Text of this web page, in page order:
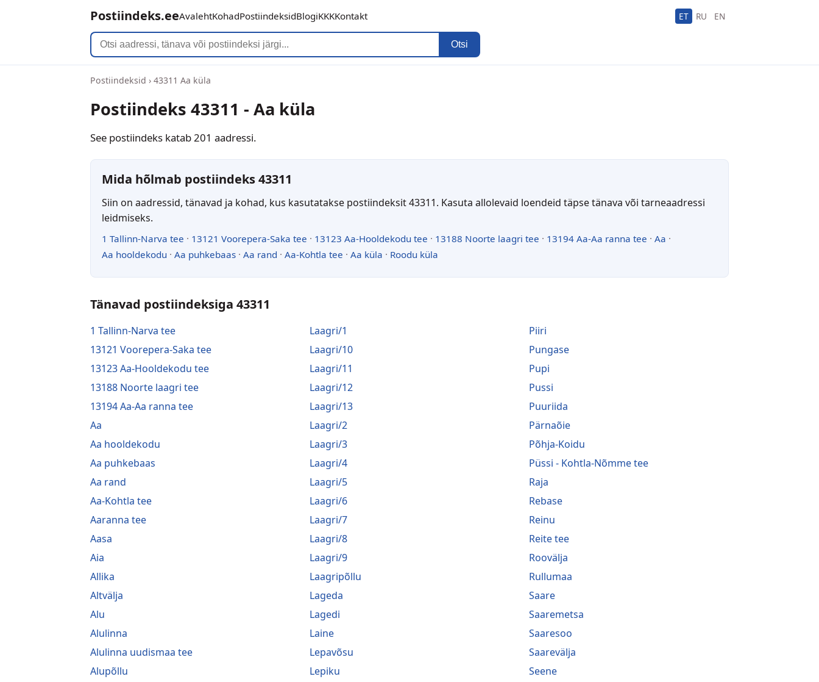
Postiindeks.eeAvalehtKohadPostiindeksidBlogiKKKKontakt ET RU EN
Otsi
Postiindeksid › 43311 Aa küla
Postiindeks 43311 - Aa küla
See postiindeks katab 201 aadressi.
Mida hõlmab postiindeks 43311
Siin on aadressid, tänavad ja kohad, kus kasutatakse postiindeksit 43311. Kasuta allolevaid loendeid täpse tänava või tarneaadressi
leidmiseks.
1 Tallinn-Narva tee · 13121 Voorepera-Saka tee · 13123 Aa-Hooldekodu tee · 13188 Noorte laagri tee · 13194 Aa-Aa ranna tee · Aa ·
Aa hooldekodu · Aa puhkebaas · Aa rand · Aa-Kohtla tee · Aa küla · Roodu küla
Tänavad postiindeksiga 43311
1 Tallinn-Narva tee
13121 Voorepera-Saka tee
13123 Aa-Hooldekodu tee
13188 Noorte laagri tee
13194 Aa-Aa ranna tee
Aa
Aa hooldekodu
Aa puhkebaas
Aa rand
Aa-Kohtla tee
Aaranna tee
Aasa
Aia
Allika
Altvälja
Alu
Alulinna
Alulinna uudismaa tee
Alupõllu
Laagri/1
Laagri/10
Laagri/11
Laagri/12
Laagri/13
Laagri/2
Laagri/3
Laagri/4
Laagri/5
Laagri/6
Laagri/7
Laagri/8
Laagri/9
Laagripõllu
Lageda
Lagedi
Laine
Lepavõsu
Lepiku
Piiri
Pungase
Pupi
Pussi
Puuriida
Pärnaõie
Põhja-Koidu
Püssi - Kohtla-Nõmme tee
Raja
Rebase
Reinu
Reite tee
Roovälja
Rullumaa
Saare
Saaremetsa
Saaresoo
Saarevälja
Seene